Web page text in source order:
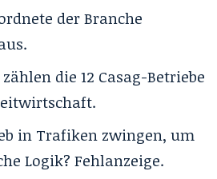
der Branche
die 12 Casag-Betriebe
in Trafiken zwingen, um
Logik? Fehlanzeige.